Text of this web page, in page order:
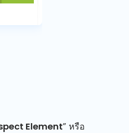
Element” หรือ